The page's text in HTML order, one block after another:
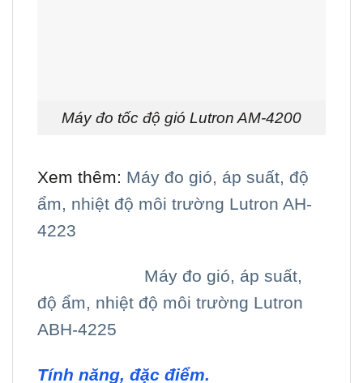
Máy đo tốc độ gió Lutron AM-4200
Xem thêm: Máy đo gió, áp suất, độ
ẩm, nhiệt độ môi trường Lutron AH-
4223
Máy đo gió, áp suất,
độ ẩm, nhiệt độ môi trường Lutron
ABH-4225
Tính năng, đặc điểm.